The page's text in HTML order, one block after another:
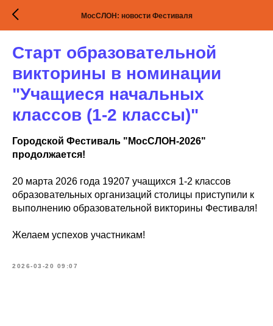
МосСЛОН: новости Фестиваля
Старт образовательной
викторины в номинации
"Учащиеся начальных
классов (1-2 классы)"
Городской Фестиваль "МосСЛОН-2026"
продолжается!
20 марта 2026 года 19207 учащихся 1-2 классов
образовательных организаций столицы приступили к
выполнению образовательной викторины Фестиваля!
Желаем успехов участникам!
2026-03-20 09:07